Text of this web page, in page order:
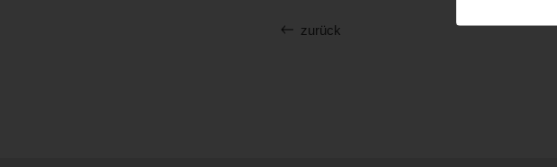
zurück